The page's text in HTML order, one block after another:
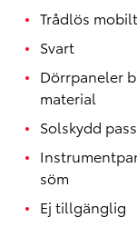
Trådlös
Svart
Dörrpaneler
material
Solskydd
söm
Ej tillgänglig